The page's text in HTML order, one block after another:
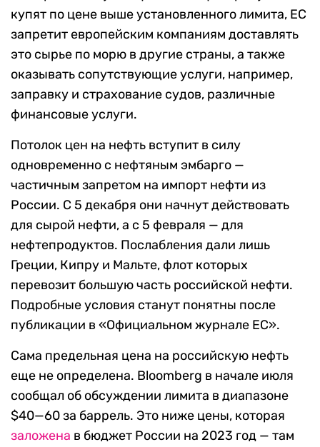
купят по цене выше установленного лимита, ЕС
запретит европейским компаниям доставлять
это сырье по морю в другие страны, а также
оказывать сопутствующие услуги, например,
заправку и страхование судов, различные
финансовые услуги.
Потолок цен на нефть вступит в силу
одновременно с нефтяным эмбарго —
частичным запретом на импорт нефти из
России. С 5 декабря они начнут действовать
для сырой нефти, а с 5 февраля — для
нефтепродуктов. Послабления дали лишь
Греции, Кипру и Мальте, флот которых
перевозит большую часть российской нефти.
Подробные условия станут понятны после
публикации в «Официальном журнале ЕС».
Сама предельная цена на российскую нефть
еще не определена. Bloomberg в начале июля
сообщал об обсуждении лимита в диапазоне
$40—60 за баррель. Это ниже цены, которая
заложена в бюджет России на 2023 год — там